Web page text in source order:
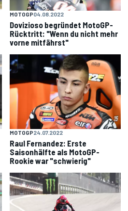
MOTOGP04.08.2022
Dovizioso begründet MotoGP-
Rücktritt: "Wenn du nicht mehr
vorne mitfährst"
MOTOGP24.07.2022
Raul Fernandez: Erste
Saisonhälfte als MotoGP-
Rookie war "schwierig"